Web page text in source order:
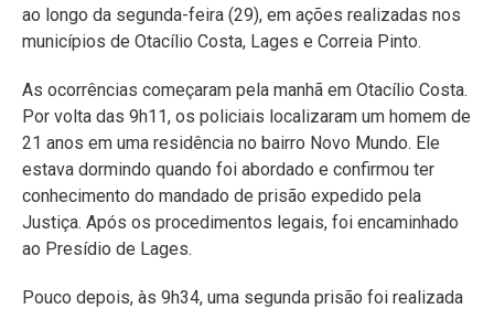
ao longo da segunda-feira (29), em ações realizadas nos
municípios de Otacílio Costa, Lages e Correia Pinto.
As ocorrências começaram pela manhã em Otacílio Costa.
Por volta das 9h11, os policiais localizaram um homem de
21 anos em uma residência no bairro Novo Mundo. Ele
estava dormindo quando foi abordado e confirmou ter
conhecimento do mandado de prisão expedido pela
Justiça. Após os procedimentos legais, foi encaminhado
ao Presídio de Lages.
Pouco depois, às 9h34, uma segunda prisão foi realizada